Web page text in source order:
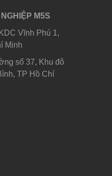
M5S
Vĩnh Phú 1,
Minh
số 37, Khu đô
TP Hồ Chí